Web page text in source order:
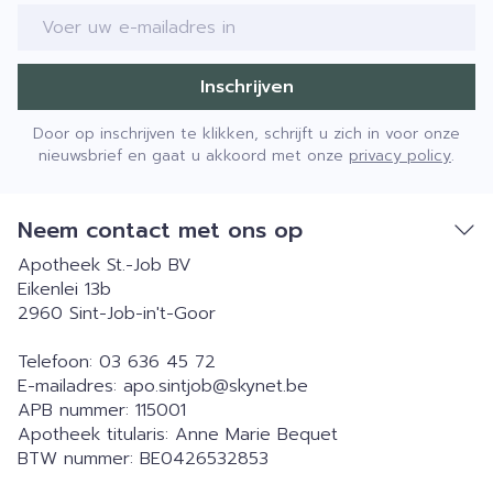
E-mail adres
Inschrijven
Door op inschrijven te klikken, schrijft u zich in voor onze
nieuwsbrief en gaat u akkoord met onze privacy policy.
Neem contact met ons op
Apotheek St.-Job BV
Eikenlei 13b
2960 Sint-Job-in't-Goor
Telefoon: 03 636 45 72
E-mailadres: apo.sintjob@skynet.be
APB nummer: 115001
Apotheek titularis: Anne Marie Bequet
BTW nummer: BE0426532853